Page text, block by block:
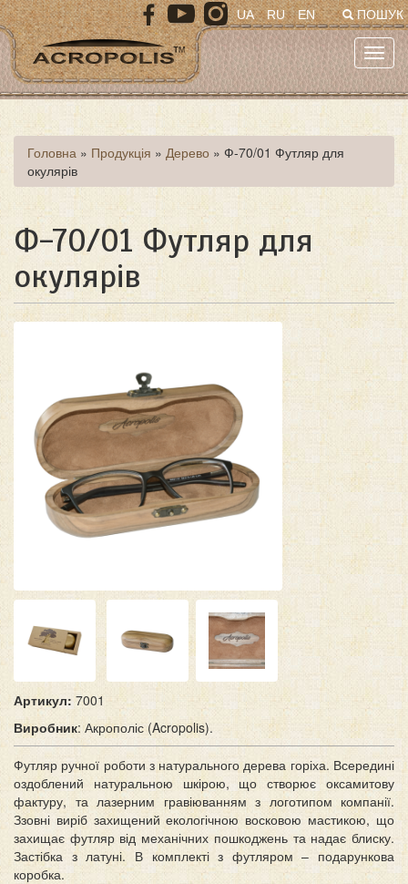
Перейти
до
основного
матеріалу
ПОШУК
UA RU EN
Ви
є
тут
Головна » Продукція » Дерево » Ф-70/01 Футляр для
окулярів
Ф-70/01 Футляр для
окулярів
Артикул: 7001
Виробник: Акрополіс (Acropolis).
Футляр ручної роботи з натурального дерева горіха. Всередині
оздоблений натуральною шкірою, що створює оксамитову
фактуру, та лазерним гравіюванням з логотипом компанії.
Ззовні виріб захищений екологічною восковою мастикою, що
захищає футляр від механічних пошкоджень та надає блиску.
Застібка з латуні. В комплекті з футляром – подарункова
коробка.